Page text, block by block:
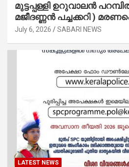
മുട്ടപ്പള്ളി ഉറുവാലൻ
മജീദണ്ണൻ പച്ചക്കറി )
July 6, 2026 SABARI NEWS
LATEST NEWS